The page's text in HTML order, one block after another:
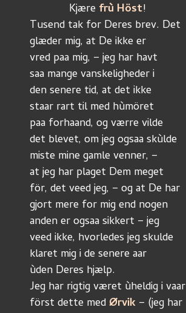
	     Kjære
frù Höst!
Tusend tak for Deres brev. Det
glæder mig, at De ikke er
vred paa mig, – jeg har havt
saa mange vanskeligheder i
den senere tid, at det ikke
staar rart til med hùmöret
paa forhaand, og værre vilde
det blevet, om jeg ogsaa skùlde
miste mine gamle venner, –
at jeg har plaget Dem meget
för, det veed jeg, – og at De har
gjort mere for mig end nogen
anden er ogsaa sikkert – jeg
veed ikke, hvorledes jeg skulde
klaret mig i de senere aar
ùden Deres hjælp.
Jeg har rigtig været ùheldig i vaar
först dette med Ørvik – (jeg har